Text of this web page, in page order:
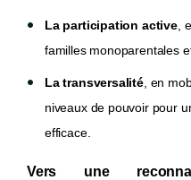
La participation active,
familles monoparentales
La transversalité, en
niveaux de pouvoir pour
efficace.
Vers une